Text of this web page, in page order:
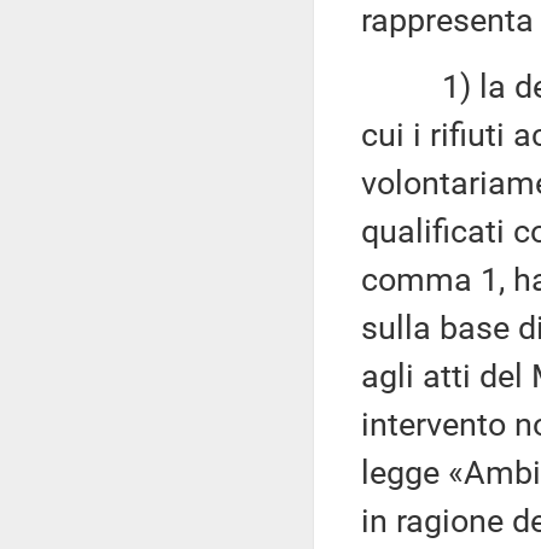
1) la
cui i rifiuti
qualificati
comma 1,
sulla base
agli atti del
intervento
legge
in ragione